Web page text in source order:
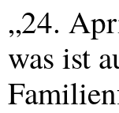
„24.
was ist